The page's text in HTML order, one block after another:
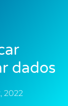
dados
2022